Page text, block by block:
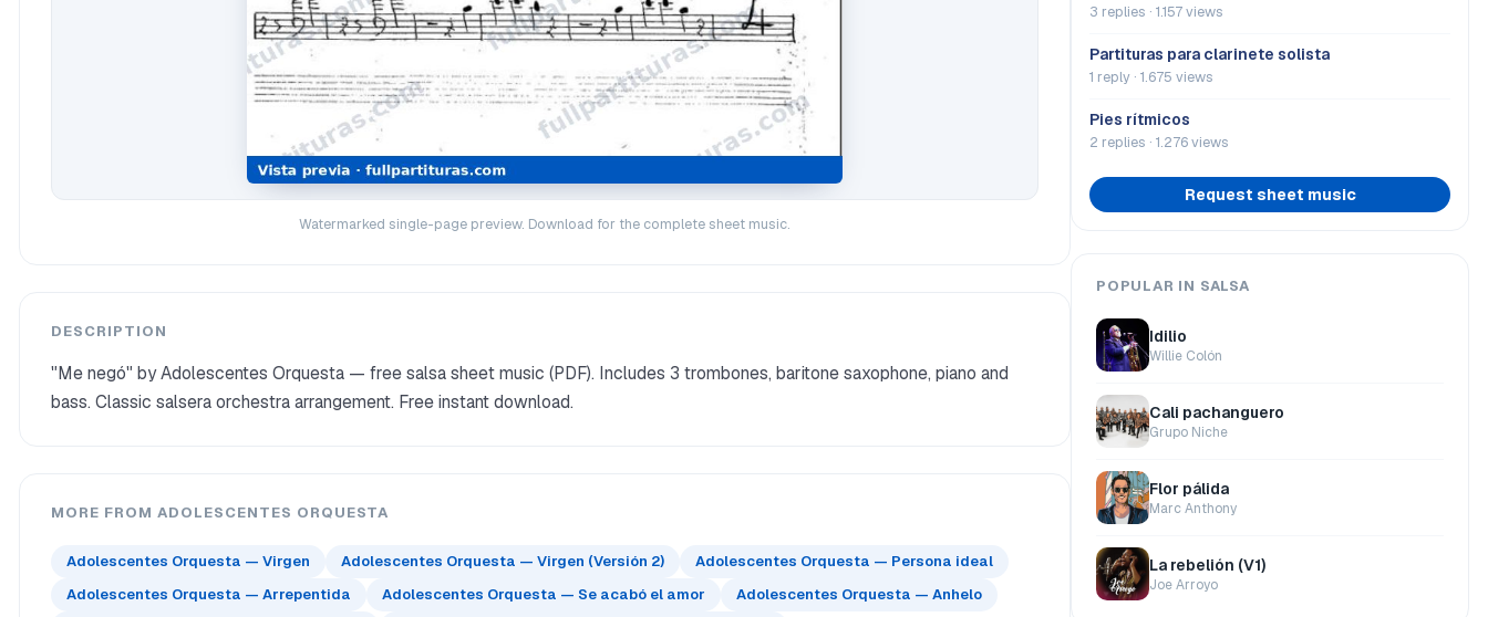
Watermarked single-page preview. Download for the complete sheet music.
DESCRIPTION
"Me negó" by Adolescentes Orquesta — free salsa sheet music (PDF). Includes 3 trombones, baritone saxophone, piano and
bass. Classic salsera orchestra arrangement. Free instant download.
MORE FROM ADOLESCENTES ORQUESTA
Adolescentes Orquesta — Virgen Adolescentes Orquesta — Virgen (Versión 2)
Adolescentes Orquesta — Persona ideal
Adolescentes Orquesta — Arrepentida
Adolescentes Orquesta — Se acabó el amor
Adolescentes Orquesta — Anhelo
3 replies · 1.157 views
Partituras para clarinete solista
1 reply · 1.675 views
Pies rítmicos
2 replies · 1.276 views
Request sheet music
POPULAR IN SALSA
Idilio
Willie Colón
Cali pachanguero
Grupo Niche
Flor pálida
Marc Anthony
La rebelión (V1)
Joe Arroyo